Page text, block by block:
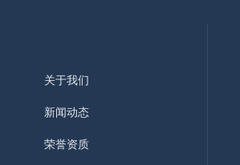
关于我们
新闻动态
荣誉资质